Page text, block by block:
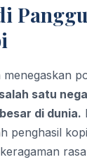
salah satu
di dunia.
penghasil